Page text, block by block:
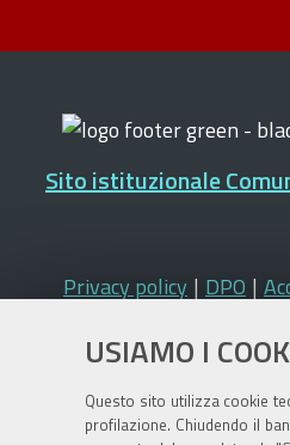
USIAMO I
Questo sito utilizza cookie
profilazione. Chiudendo il
Sito istituzionale
Privacy policy | DPO |